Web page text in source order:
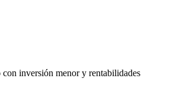
inversión menor y rentabilidades